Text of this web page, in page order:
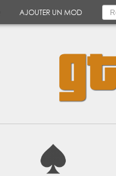
AJOUTER UN MOD